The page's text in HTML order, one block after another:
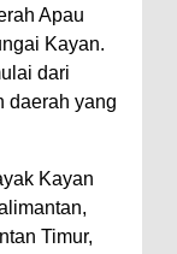
Apau
Kayan.
dari
daerah yang
Kayan
Timur,